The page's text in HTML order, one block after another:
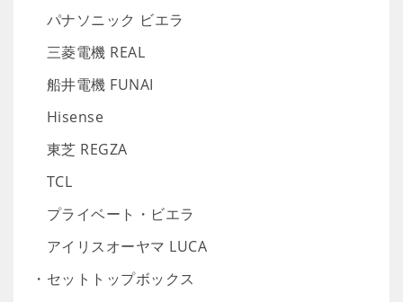
パナソニック ビエラ
三菱電機 REAL
船井電機 FUNAI
Hisense
東芝 REGZA
TCL
プライベート・ビエラ
アイリスオーヤマ LUCA
・セットトップボックス